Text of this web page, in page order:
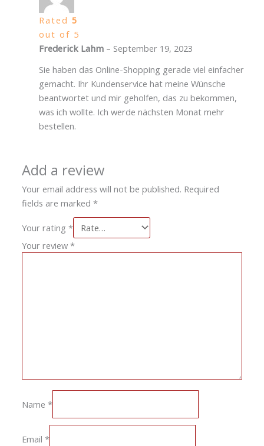
Rated5
out of 5
Frederick Lahm – September 19, 2023
Sie haben das Online-Shopping gerade viel einfacher
gemacht. Ihr Kundenservice hat meine Wünsche
beantwortet und mir geholfen, das zu bekommen,
was ich wollte. Ich werde nächsten Monat mehr
bestellen.
Add a review
Your email address will not be published. Required
fields are marked*
Your rating*
Your review*
Name*
Email*